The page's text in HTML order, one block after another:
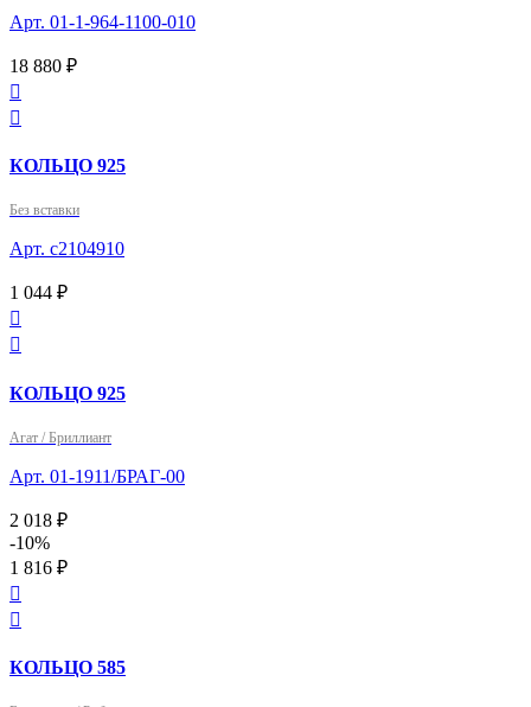
Арт. 01-1-964-1100-010
18 880 ₽


КОЛЬЦО 925
Без вставки
Арт. с2104910
1 044 ₽


КОЛЬЦО 925
Агат / Бриллиант
Арт. 01-1911/БРАГ-00
2 018 ₽
-10%
1 816 ₽


КОЛЬЦО 585